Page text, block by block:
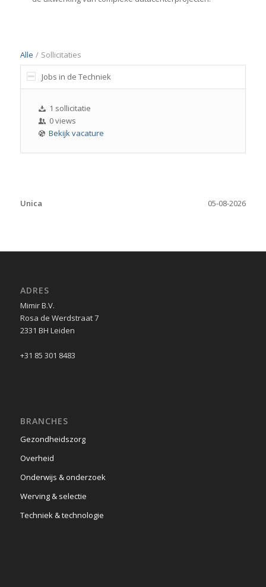
Alle / Sollicitaties
Jobs in de Techniek
1 sollicitatie
0 views
Bekijk vacature
05-08-2026
Unica
ADRES
Mimir B.V.
Rosa de Werdstraat 7
2331 BH Leiden
+31 85 301 8483
BRANCHES
Gezondheidszorg
Overheid
Onderwijs & onderzoek
Werving & selectie
Techniek & technologie